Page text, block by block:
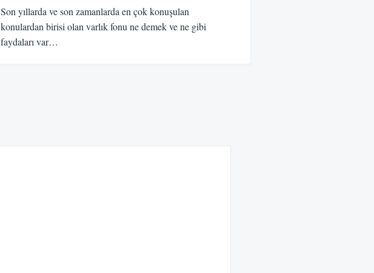
Son yıllarda ve son zamanlarda en çok konuşulan
konulardan birisi olan varlık fonu ne demek ve ne gibi
faydaları var…